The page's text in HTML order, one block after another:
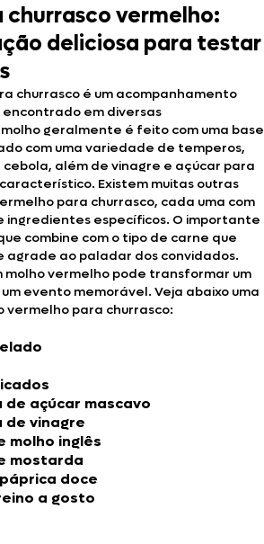
churrasco vermelho:
deliciosa para testar
churrasco é um acompanhamento
encontrado em diversas
geralmente é feito com uma base
com uma variedade de temperos,
além de vinagre e açúcar para
Existem muitas outras
para churrasco, cada uma com
ingredientes específicos. O importante
combine com o tipo de carne que
agrade ao paladar dos convidados.
molho vermelho pode transformar um
evento memorável. Veja abaixo uma
para churrasco:
açúcar mascavo
de vinagre
molho inglês
mostarda
doce
a gosto